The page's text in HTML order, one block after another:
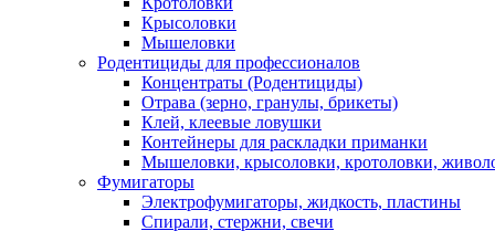
Крысоловки
Мышеловки
Родентициды для профессионалов
Концентраты (Родентициды)
Отрава (зерно, гранулы, брикеты)
Клей, клеевые ловушки
Контейнеры для раскладки приманки
Мышеловки, крысоловки, кротоловки,
Фумигаторы
Электрофумигаторы, жидкость, пластины
Спирали, стержни, свечи